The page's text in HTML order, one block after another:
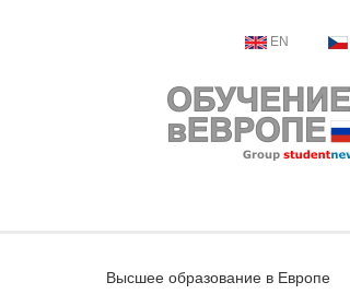
EN
Высшее образование в Европе